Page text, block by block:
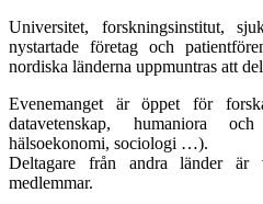
Universitet, forskningsinstitut,
nystartade företag och
nordiska länderna uppmuntras att
Evenemanget är öppet för
datavetenskap, humaniora
hälsoekonomi, sociologi …).
Deltagare från andra länder
medlemmar.